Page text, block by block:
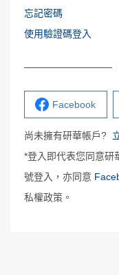
忘記密碼
使用驗證碼登入
Facebook
尚未擁有研華帳戶?
*登入即代表您同意研
號登入，亦同意
私權政策。